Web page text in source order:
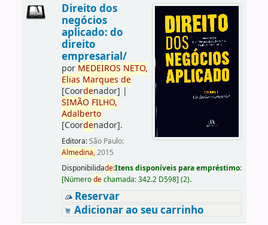
Direito dos
negócios
aplicado: do
direito
empresarial/
por MEDEIROS NETO,
Elias Marques de
[Coordenador] |
SIMÃO FILHO,
Adalberto
[Coordenador].
Editora:São Paulo:
Almedina,2015
Disponibilidade:Itens disponíveis para empréstimo:
[Númerodechamada:342.2 D598] (2).
Reservar
Adicionar ao seu carrinho